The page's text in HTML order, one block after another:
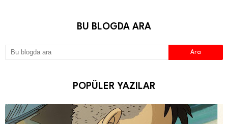
BU BLOGDA ARA
POPÜLER YAZILAR